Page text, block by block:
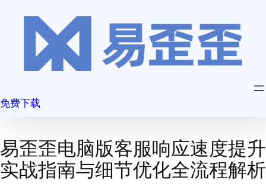
免费下载
易歪歪电脑版客服响应速度提升
实战指南与细节优化全流程解析